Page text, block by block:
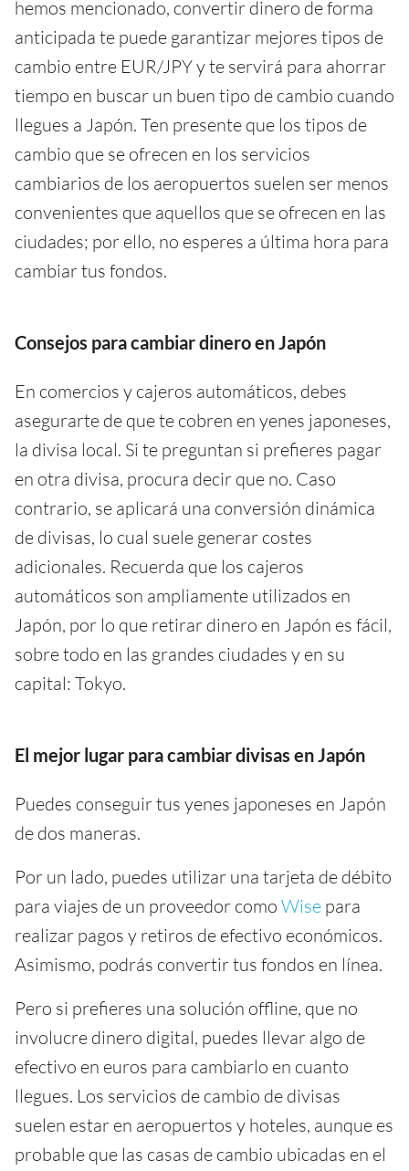
hemos mencionado, convertir dinero de forma
anticipada te puede garantizar mejores tipos de
cambio entre EUR/JPY y te servirá para ahorrar
tiempo en buscar un buen tipo de cambio cuando
llegues a Japón. Ten presente que los tipos de
cambio que se ofrecen en los servicios
cambiarios de los aeropuertos suelen ser menos
convenientes que aquellos que se ofrecen en las
ciudades; por ello, no esperes a última hora para
cambiar tus fondos.
Consejos para cambiar dinero en Japón
En comercios y cajeros automáticos, debes
asegurarte de que te cobren en yenes japoneses,
la divisa local. Si te preguntan si prefieres pagar
en otra divisa, procura decir que no. Caso
contrario, se aplicará una conversión dinámica
de divisas, lo cual suele generar costes
adicionales. Recuerda que los cajeros
automáticos son ampliamente utilizados en
Japón, por lo que retirar dinero en Japón es fácil,
sobre todo en las grandes ciudades y en su
capital: Tokyo.
El mejor lugar para cambiar divisas en Japón
Puedes conseguir tus yenes japoneses en Japón
de dos maneras.
Por un lado, puedes utilizar una tarjeta de débito
para viajes de un proveedor como Wise para
realizar pagos y retiros de efectivo económicos.
Asimismo, podrás convertir tus fondos en línea.
Pero si prefieres una solución offline, que no
involucre dinero digital, puedes llevar algo de
efectivo en euros para cambiarlo en cuanto
llegues. Los servicios de cambio de divisas
suelen estar en aeropuertos y hoteles, aunque es
probable que las casas de cambio ubicadas en el